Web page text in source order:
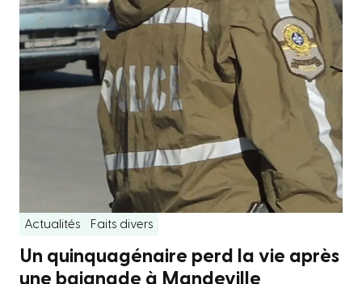
Actualités Faits divers
Un quinquagénaire perd la vie après
une baignade à Mandeville